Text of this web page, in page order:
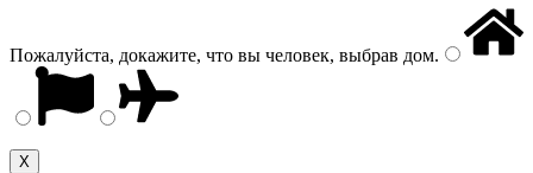
Пожалуйста, докажите, что вы человек, выбрав дом.
Х